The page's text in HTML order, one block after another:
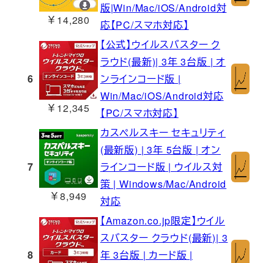
￥14,280
版|Win/Mac/iOS/Android対
応【PC/スマホ対応】
6
￥12,345
【公式】ウイルスバスター ク
ラウド(最新)| 3年 3台版 | オ
ンラインコード版 |
Win/Mac/iOS/Android対応
【PC/スマホ対応】
7
￥8,949
カスペルスキー セキュリティ
(最新版) | 3年 5台版 | オン
ラインコード版 | ウイルス対
策 | Windows/Mac/Android
対応
8
【Amazon.co.jp限定】ウイル
スバスター クラウド(最新)| 3
年 3台版 | カード版 |